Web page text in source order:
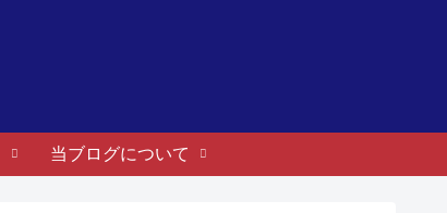
当ブログについて